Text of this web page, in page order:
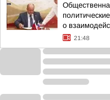
о
21:48